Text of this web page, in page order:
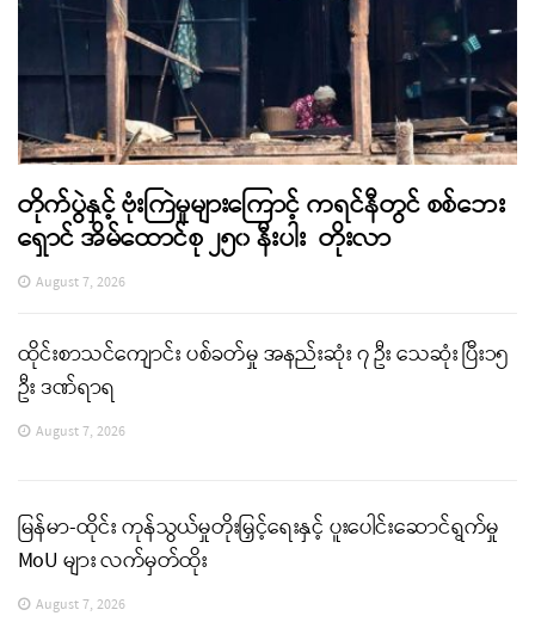
တိုက်ပွဲနှင့် ဗုံးကြဲမှုများကြောင့် ကရင်နီတွင် စစ်ဘေး
ရှောင် အိမ်ထောင်စု ၂၅၀ နီးပါး တိုးလာ
August 7, 2026
ထိုင်းစာသင်ကျောင်း ပစ်ခတ်မှု အနည်းဆုံး ၇ ဦး သေဆုံး ပြီး၁၅
ဦး ဒဏ်ရာရ
August 7, 2026
မြန်မာ-ထိုင်း ကုန်သွယ်မှုတိုးမြှင့်ရေးနှင့် ပူးပေါင်းဆောင်ရွက်မှု
MoU များ လက်မှတ်ထိုး
August 7, 2026